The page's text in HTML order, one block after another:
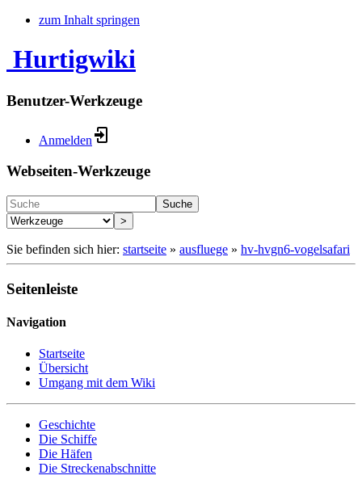
zum Inhalt springen
Hurtigwiki
Benutzer-Werkzeuge
Anmelden
Webseiten-Werkzeuge
Suche
>
Sie befinden sich hier: startseite » ausfluege » hv-hvgn6-vogelsafari
Seitenleiste
Navigation
Startseite
Übersicht
Umgang mit dem Wiki
Geschichte
Die Schiffe
Die Häfen
Die Streckenabschnitte